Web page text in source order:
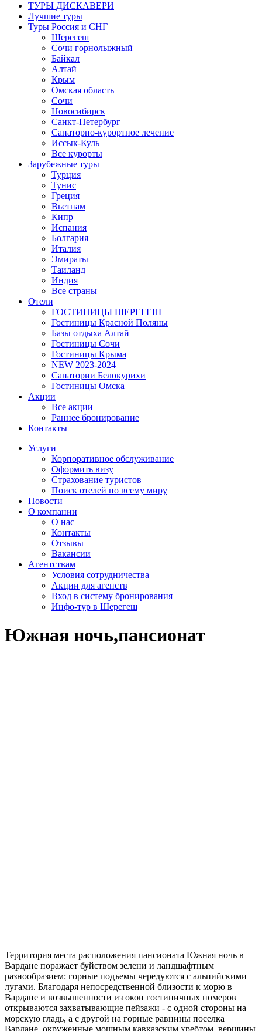
ТУРЫ ДИСКАВЕРИ
Лучшие туры
Туры Россия и СНГ
Шерегеш
Сочи горнолыжный
Байкал
Алтай
Крым
Омская область
Сочи
Новосибирск
Санкт-Петербург
Санаторно-курортное лечение
Иссык-Куль
Все курорты
Зарубежные туры
Турция
Тунис
Греция
Вьетнам
Кипр
Испания
Болгария
Италия
Эмираты
Таиланд
Индия
Все страны
Отели
ГОСТИНИЦЫ ШЕРЕГЕШ
Гостиницы Красной Поляны
Базы отдыха Алтай
Гостиницы Сочи
Гостиницы Крыма
NEW 2023-2024
Санатории Белокурихи
Гостиницы Омска
Акции
Все акции
Раннее бронирование
Контакты
Услуги
Корпоративное обслуживание
Оформить визу
Страхование туристов
Поиск отелей по всему миру
Новости
О компании
О нас
Контакты
Отзывы
Вакансии
Агентствам
Условия сотрудничества
Акции для агенств
Вход в систему бронирования
Инфо-тур в Шерегеш
Южная ночь,пансионат
Территория места расположения пансионата Южная ночь в
Вардане поражает буйством зелени и ландшафтным
разнообразием: горные подъемы чередуются с альпийскими
лугами. Благодаря непосредственной близости к морю в
Вардане и возвышенности из окон гостиничных номеров
открываются захватывающие пейзажи - с одной стороны на
морскую гладь, а с другой на горные равнины поселка
Вардане, окруженные мощным кавказским хребтом, вершины